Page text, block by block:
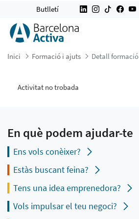
DETALL FORMACIÓ
Butlletí
Inici Formació i ajuts Detall formació
Activitat no trobada
En què podem ajudar-te
Ens vols conèixer?
Estàs buscant feina?
Tens una idea emprenedora?
Vols impulsar el teu negoci?